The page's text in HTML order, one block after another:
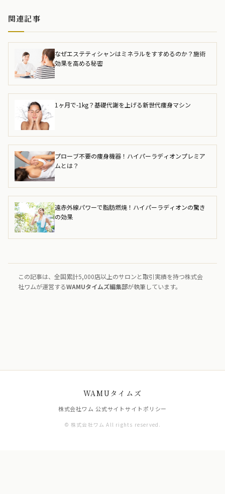
関連記事
なぜエステティシャンはミネラルをすすめるのか？施術
効果を高める秘密
1ヶ月で-1kg？基礎代謝を上げる新世代痩身マシン
プローブ不要の痩身機器！ハイパーラディオンプレミア
ムとは？
遠赤外線パワーで脂肪燃焼！ハイパーラディオンの驚き
の効果
この記事は、全国累計5,000店以上のサロンと取引実績を持つ株式会
社ワムが運営するWAMUタイムズ編集部が執筆しています。
WAMUタイムズ
株式会社ワム 公式サイトサイトポリシー
© 株式会社ワム All rights reserved.